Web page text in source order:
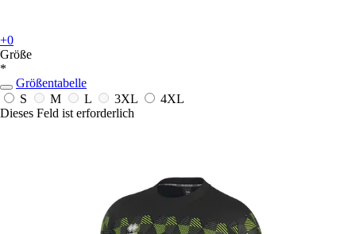
+0
Größe
*
Größentabelle
S
M L 3XL
4XL
Dieses Feld ist erforderlich